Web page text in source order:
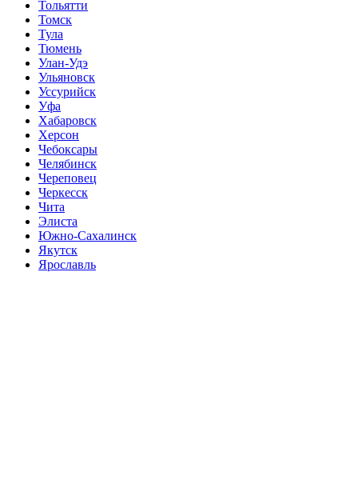
Тольятти
Томск
Тула
Тюмень
Улан-Удэ
Ульяновск
Уссурийск
Уфа
Хабаровск
Херсон
Чебоксары
Челябинск
Череповец
Черкесск
Чита
Элиста
Южно-Сахалинск
Якутск
Ярославль